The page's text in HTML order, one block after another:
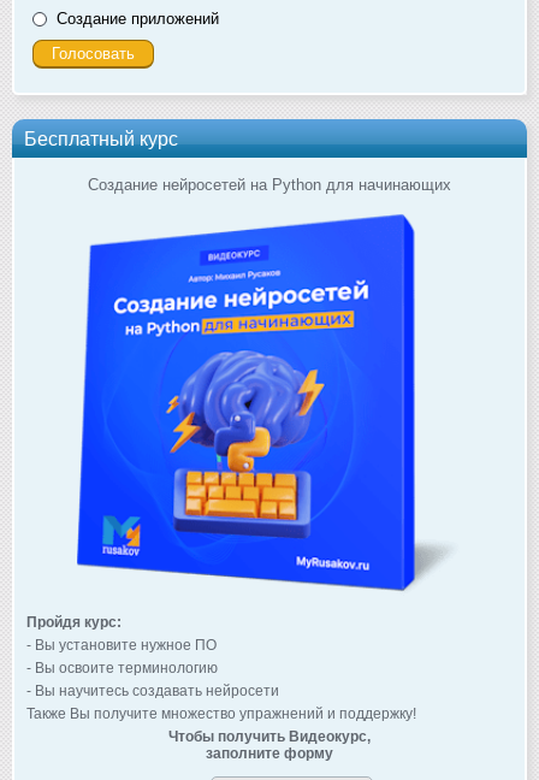
Создание приложений
Бесплатный курс
Создание нейросетей на Python для начинающих
Пройдя курс:
- Вы установите нужное ПО
- Вы освоите терминологию
- Вы научитесь создавать нейросети
Также Вы получите множество упражнений и поддержку!
Чтобы получить Видеокурс,
заполните форму